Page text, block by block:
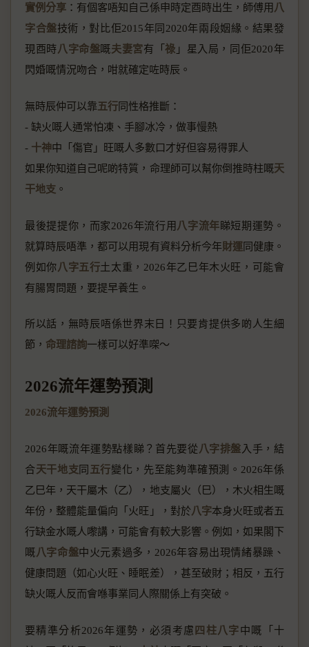
實例分享 ：有個客唔知自己係申時定酉時出生，師傅用 八
字合盤技術，對比佢2015年同2020年兩段姻緣。結果發
現酉時八字命盤嘅夫妻宮有「祿 」星入局，同佢2020年
閃婚嘅情況吻合，咁就確定咗時辰。
無時辰仲可以靠五行同性格推斷：
- 缺火嘅人通常怕凍、手腳冰冷，做事慢熱
- 十神中「傷官」旺嘅人多數口才好但容易得罪人
如果你知道自己呢啲特質，命理師可以幫你倒推時柱嘅天
干地支 。
最後提提你，而家2026年流行用 八字流年睇短期運勢。
就算時辰唔準，都可以用現有資料分析今年財運同健康。
例如你八字五行土太重，2026年乙巳年木火旺，可能會
有腸胃問題，要提早養生。
所以話，無時辰唔係世界末日！只要肯提供多啲人生細
節， 命理諮詢一樣可以好準㗎～
2026流年運勢預測
2026流年運勢預測
2026年嘅流年運勢點樣睇？首先要從八字排盤 入手，結
合天干地支同 五行變化，先至能夠準確預測。2026年係
乙巳年，天干屬木（乙），地支屬火（巳），木火相生嘅
年份，整體能量偏向「火旺」，對於八字本身火旺或者五
行缺金水嘅人嚟講，可能會有較大影響。例如，如果閣下
嘅八字命盤中火元素過多，2026年容易出現情緒暴躁、
健康問題（如心火旺、睡眠差），甚至破財；相反，五行
缺火嘅人反而會喺事業同人際關係上有突破。
要精準分析2026年運勢，必須考慮 四柱八字中嘅「十